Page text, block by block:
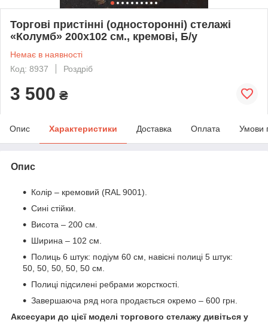
Торгові пристінні (односторонні) стелажі
«Колумб» 200х102 см., кремові, Б/у
Немає в наявності
Код: 8937
Роздріб
3 500 ₴
Опис Характеристики Доставка Оплата Умови
Опис
Колір – кремовий (RAL 9001).
Сині стійки.
Висота – 200 см.
Ширина – 102 см.
Полиць 6 штук: подіум 60 см, навісні полиці 5 штук:
50, 50, 50, 50, 50 см.
Полиці підсилені ребрами жорсткості.
Завершаюча ряд нога продається окремо – 600 грн.
Аксесуари до цієї моделі торгового стелажу дивіться у